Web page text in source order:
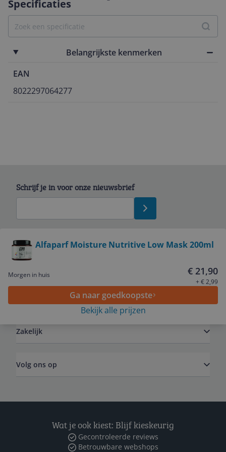
Specificaties
Belangrijkste kenmerken
EAN
8022297064277
Alfaparf Moisture Nutritive Low Mask 200ml
Morgen in huis € 21,90
+ € 2,99
Ga naar goedkoopste
Bekijk alle prijzen
Schrijf je in voor onze nieuwsbrief
Zakelijk
Volg ons op
Wat je ook kiest: Blijf kieskeurig
Gecontroleerde reviews
Betrouwbare webshops